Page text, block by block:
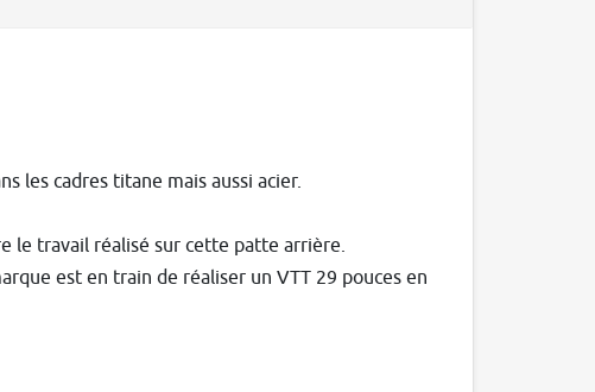
les cadres titane mais aussi acier.
le travail réalisé sur cette patte arrière.
est en train de réaliser un VTT 29 pouces en